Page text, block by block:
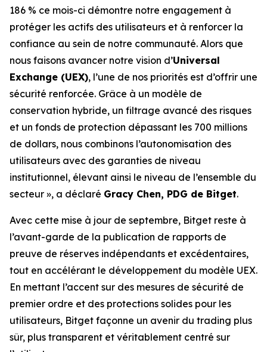
186 % ce mois-ci démontre notre engagement à
protéger les actifs des utilisateurs et à renforcer la
confiance au sein de notre communauté. Alors que
nous faisons avancer notre vision d’Universal
Exchange (UEX), l’une de nos priorités est d’offrir une
sécurité renforcée. Grâce à un modèle de
conservation hybride, un filtrage avancé des risques
et un fonds de protection dépassant les 700 millions
de dollars, nous combinons l’autonomisation des
utilisateurs avec des garanties de niveau
institutionnel, élevant ainsi le niveau de l’ensemble du
secteur », a déclaré Gracy Chen, PDG de Bitget.
Avec cette mise à jour de septembre, Bitget reste à
l’avant-garde de la publication de rapports de
preuve de réserves indépendants et excédentaires,
tout en accélérant le développement du modèle UEX.
En mettant l’accent sur des mesures de sécurité de
premier ordre et des protections solides pour les
utilisateurs, Bitget façonne un avenir du trading plus
sûr, plus transparent et véritablement centré sur